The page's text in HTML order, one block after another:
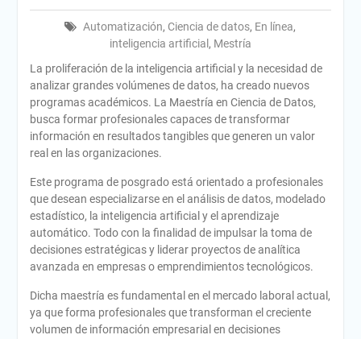
Automatización, Ciencia de datos, En línea,
inteligencia artificial , Mestría
La proliferación de la inteligencia artificial y la necesidad de
analizar grandes volúmenes de datos, ha creado nuevos
programas académicos. La Maestría en Ciencia de Datos,
busca formar profesionales capaces de transformar
información en resultados tangibles que generen un valor
real en las organizaciones.
Este programa de posgrado está orientado a profesionales
que desean especializarse en el análisis de datos, modelado
estadístico, la inteligencia artificial y el aprendizaje
automático. Todo con la finalidad de impulsar la toma de
decisiones estratégicas y liderar proyectos de analítica
avanzada en empresas o emprendimientos tecnológicos.
Dicha maestría es fundamental en el mercado laboral actual,
ya que forma profesionales que transforman el creciente
volumen de información empresarial en decisiones